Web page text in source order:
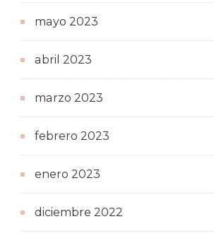
mayo 2023
abril 2023
marzo 2023
febrero 2023
enero 2023
diciembre 2022